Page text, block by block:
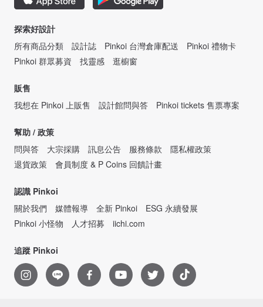
探索好設計
所有商品分類
設計誌 Pinkoi 台灣倉庫配送
Pinkoi 禮物卡
Pinkoi 群眾募資
找靈感 逛櫥窗
販售
我想在 Pinkoi 上販售
設計館問與答 Pinkoi tickets 售票專案
幫助 / 政策
問與答
大宗採購 訊息公告 服務條款
隱私權政策
退貨政策
會員制度 & P Coins 回饋計畫
認識 Pinkoi
關於我們
媒體報導 全新 Pinkoi
ESG 永續發展
Pinkoi 小怪物
人才招募 iichi.com
追蹤 Pinkoi